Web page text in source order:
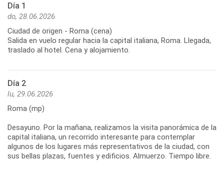
Día 1
do, 28.06.2026
Ciudad de origen - Roma (cena)
Salida en vuelo regular hacia la capital italiana, Roma. Llegada,
traslado al hotel. Cena y alojamiento.
Día 2
lu, 29.06.2026
Roma (mp)
Desayuno. Por la mañana, realizamos la visita panorámica de la
capital italiana, un recorrido interesante para contemplar
algunos de los lugares más representativos de la ciudad, con
sus bellas plazas, fuentes y edificios. Almuerzo. Tiempo libre.